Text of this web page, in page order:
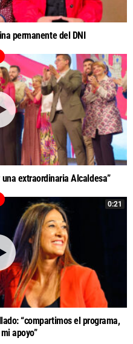
permanente del DNI
extraordinaria Alcaldesa”
0:21
“compartimos el programa,
apoyo”